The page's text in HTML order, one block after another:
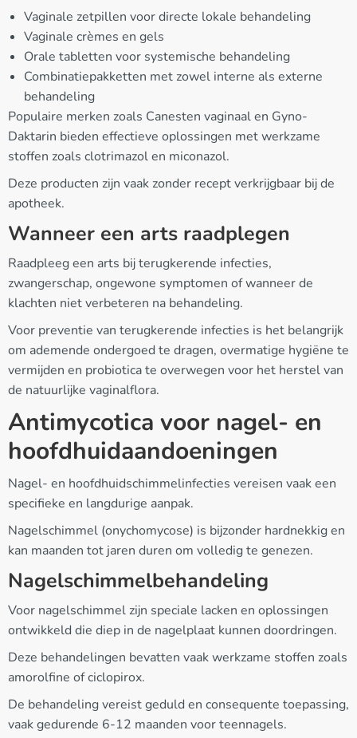
Vaginale zetpillen voor directe lokale behandeling
Vaginale crèmes en gels
Orale tabletten voor systemische behandeling
Combinatiepakketten met zowel interne als externe
behandeling
Populaire merken zoals Canesten vaginaal en Gyno-
Daktarin bieden effectieve oplossingen met werkzame
stoffen zoals clotrimazol en miconazol.
Deze producten zijn vaak zonder recept verkrijgbaar bij de
apotheek.
Wanneer een arts raadplegen
Raadpleeg een arts bij terugkerende infecties,
zwangerschap, ongewone symptomen of wanneer de
klachten niet verbeteren na behandeling.
Voor preventie van terugkerende infecties is het belangrijk
om ademende ondergoed te dragen, overmatige hygiëne te
vermijden en probiotica te overwegen voor het herstel van
de natuurlijke vaginalflora.
Antimycotica voor nagel- en
hoofdhuidaandoeningen
Nagel- en hoofdhuidschimmelinfecties vereisen vaak een
specifieke en langdurige aanpak.
Nagelschimmel (onychomycose) is bijzonder hardnekkig en
kan maanden tot jaren duren om volledig te genezen.
Nagelschimmelbehandeling
Voor nagelschimmel zijn speciale lacken en oplossingen
ontwikkeld die diep in de nagelplaat kunnen doordringen.
Deze behandelingen bevatten vaak werkzame stoffen zoals
amorolfine of ciclopirox.
De behandeling vereist geduld en consequente toepassing,
vaak gedurende 6-12 maanden voor teennagels.